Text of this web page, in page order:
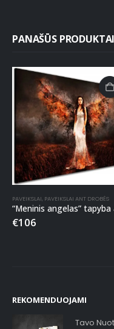
PANAŠŪS PRODUKTAI
PAVEIKSLAI, PAVEIKSLAI ANT DROBĖS
€106
REKOMENDUOJAMI
Tavo